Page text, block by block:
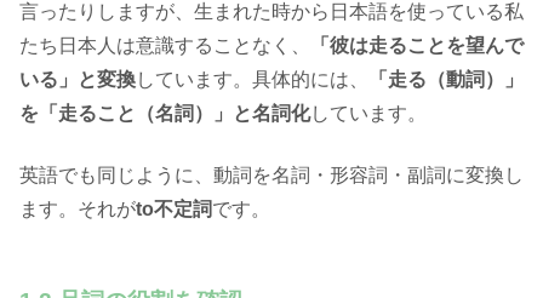
言ったりしますが、生まれた時から日本語を使っている私
たち日本人は意識することなく、
「彼は走ることを望んで
いる」と変換しています。具体的には、
「走る（動詞）」
を「走ること（名詞）」と名詞化しています。
英語でも同じように、動詞を名詞・形容詞・副詞に変換し
ます。それがto不定詞です。